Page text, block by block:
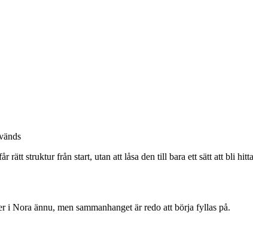
rätt struktur från start, utan att låsa den till bara ett sätt att bli
i Nora ännu, men sammanhanget är redo att börja fyllas på.